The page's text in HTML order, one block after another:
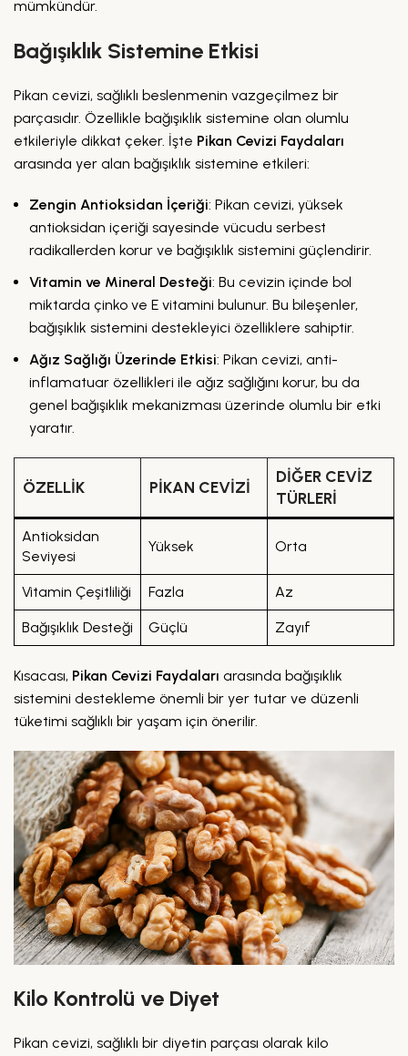
mümkündür.
Bağışıklık Sistemine Etkisi
Pikan cevizi, sağlıklı beslenmenin vazgeçilmez bir
parçasıdır. Özellikle bağışıklık sistemine olan olumlu
etkileriyle dikkat çeker. İşte Pikan Cevizi Faydaları
arasında yer alan bağışıklık sistemine etkileri:
Zengin Antioksidan İçeriği: Pikan cevizi, yüksek
antioksidan içeriği sayesinde vücudu serbest
radikallerden korur ve bağışıklık sistemini güçlendirir.
Vitamin ve Mineral Desteği: Bu cevizin içinde bol
miktarda çinko ve E vitamini bulunur. Bu bileşenler,
bağışıklık sistemini destekleyici özelliklere sahiptir.
Ağız Sağlığı Üzerinde Etkisi: Pikan cevizi, anti-
inflamatuar özellikleri ile ağız sağlığını korur, bu da
genel bağışıklık mekanizması üzerinde olumlu bir etki
yaratır.
ÖZELLIK PIKAN CEVIZI
DIĞER CEVIZ
TÜRLERI
Antioksidan
Seviyesi
Yüksek Orta
Vitamin Çeşitliliği Fazla Az
Bağışıklık Desteği Güçlü Zayıf
Kısacası, Pikan Cevizi Faydaları arasında bağışıklık
sistemini destekleme önemli bir yer tutar ve düzenli
tüketimi sağlıklı bir yaşam için önerilir.
Kilo Kontrolü ve Diyet
Pikan cevizi, sağlıklı bir diyetin parçası olarak kilo